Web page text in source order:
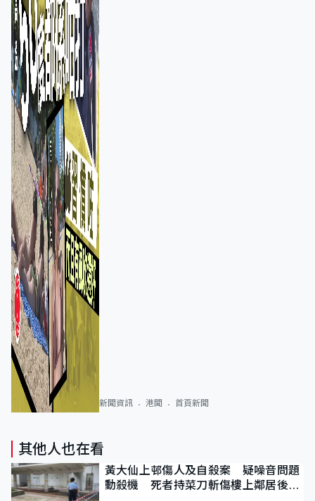
新聞資訊 港聞 首頁新聞
其他人也在看
黃大仙上邨傷人及自殺案 疑噪音問題
動殺機 死者持菜刀斬傷樓上鄰居後墮